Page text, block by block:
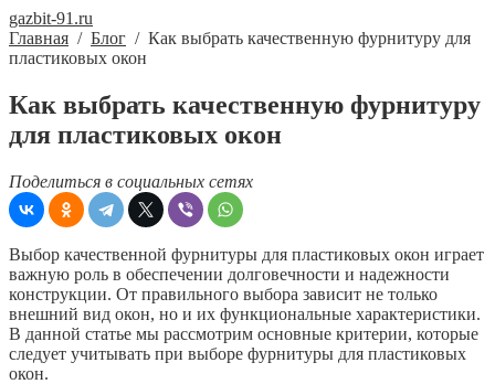
gazbit-91.ru
Главная / Блог / Как выбрать качественную фурнитуру для
пластиковых окон
Как выбрать качественную фурнитуру
для пластиковых окон
Поделиться в социальных сетях
Выбор качественной фурнитуры для пластиковых окон играет
важную роль в обеспечении долговечности и надежности
конструкции. От правильного выбора зависит не только
внешний вид окон, но и их функциональные характеристики.
В данной статье мы рассмотрим основные критерии, которые
следует учитывать при выборе фурнитуры для пластиковых
окон.